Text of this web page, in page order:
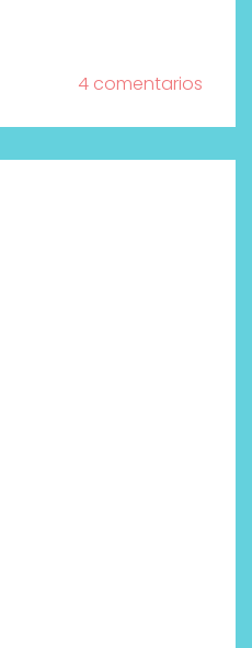
4 comentarios